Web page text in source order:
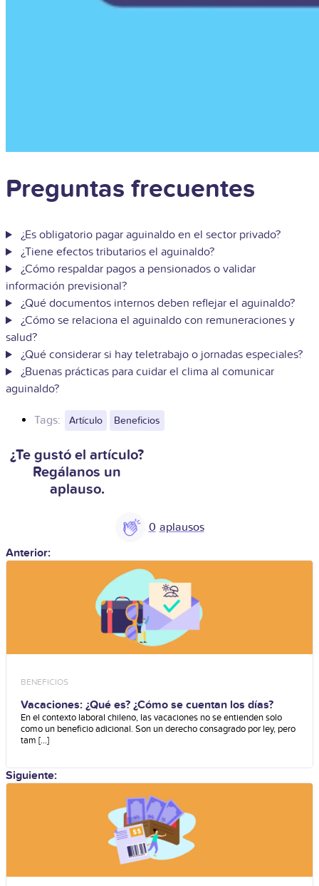
Preguntas frecuentes
¿Es obligatorio pagar aguinaldo en el sector privado?
¿Tiene efectos tributarios el aguinaldo?
¿Cómo respaldar pagos a pensionados o validar
información previsional?
¿Qué documentos internos deben reflejar el aguinaldo?
¿Cómo se relaciona el aguinaldo con remuneraciones y
salud?
¿Qué considerar si hay teletrabajo o jornadas especiales?
¿Buenas prácticas para cuidar el clima al comunicar
aguinaldo?
Tags: Artículo Beneficios
¿Te gustó el artículo?
Regálanos un
aplauso.
0
Anterior:
BENEFICIOS
Vacaciones: ¿Qué es? ¿Cómo se cuentan los días?
En el contexto laboral chileno, las vacaciones no se entienden solo
como un beneficio adicional. Son un derecho consagrado por ley, pero
tam [...]
Siguiente: